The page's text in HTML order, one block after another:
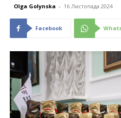
Olga Golynska - 16 Листопада 2024
Facebook